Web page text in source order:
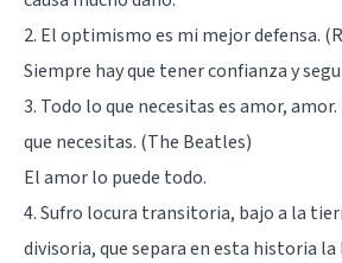
2. El optimismo es mi mejor defensa.
Siempre hay que tener confianza y
3. Todo lo que necesitas es amor,
que necesitas. (The Beatles)
El amor lo puede todo.
4. Sufro locura transitoria, bajo a la
divisoria, que separa en esta historia la